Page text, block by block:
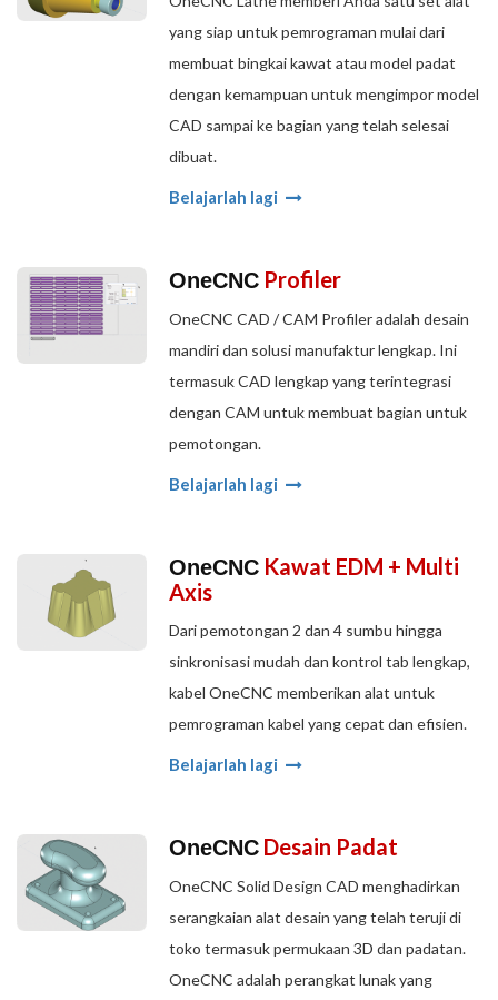
yang siap untuk pemrograman mulai dari
membuat bingkai kawat atau model padat
dengan kemampuan untuk mengimpor model
CAD sampai ke bagian yang telah selesai
dibuat.
Belajarlah lagi
OneCNC Profiler
OneCNC CAD / CAM Profiler adalah desain
mandiri dan solusi manufaktur lengkap. Ini
termasuk CAD lengkap yang terintegrasi
dengan CAM untuk membuat bagian untuk
pemotongan.
Belajarlah lagi
OneCNC Kawat EDM + Multi
Axis
Dari pemotongan 2 dan 4 sumbu hingga
sinkronisasi mudah dan kontrol tab lengkap,
kabel OneCNC memberikan alat untuk
pemrograman kabel yang cepat dan efisien.
Belajarlah lagi
OneCNC Desain Padat
OneCNC Solid Design CAD menghadirkan
serangkaian alat desain yang telah teruji di
toko termasuk permukaan 3D dan padatan.
OneCNC adalah perangkat lunak yang